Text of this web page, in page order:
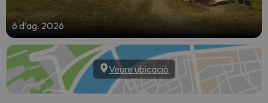
6 d’ag. 2026
Veure ubicació